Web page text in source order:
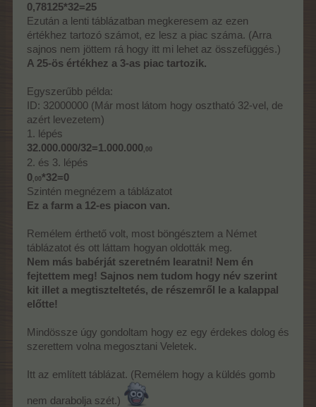
0,78125*32=25
Ezután a lenti táblázatban megkeresem az ezen
értékhez tartozó számot, ez lesz a piac száma. (Arra
sajnos nem jöttem rá hogy itt mi lehet az összefüggés.)
A 25-ös értékhez a 3-as piac tartozik.
Egyszerűbb példa:
ID: 32000000 (Már most látom hogy osztható 32-vel, de
azért levezetem)
1. lépés
32.000.000/32=1.000.000 ,00
2. és 3. lépés
0 ,00*32=0
Szintén megnézem a táblázatot
Ez a farm a 12-es piacon van.
Remélem érthető volt, most böngésztem a Német
táblázatot és ott láttam hogyan oldották meg.
Nem más babérját szeretném learatni! Nem én
fejtettem meg! Sajnos nem tudom hogy név szerint
kit illet a megtiszteltetés, de részemről le a kalappal
előtte!
Mindössze úgy gondoltam hogy ez egy érdekes dolog és
szerettem volna megosztani Veletek.
Itt az említett táblázat. (Remélem hogy a küldés gomb
nem darabolja szét.)